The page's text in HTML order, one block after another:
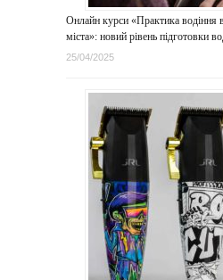
Онлайн курси «Практика водіння
міста»: новий рівень підготовки
25/04/2025